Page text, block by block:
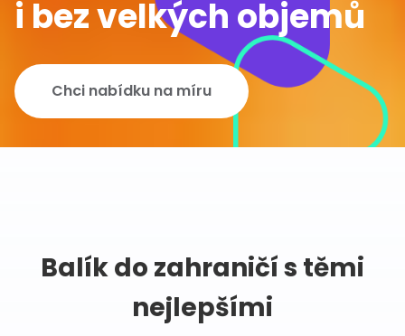
i bez velkých objemů
Chci nabídku na míru
Balík do zahraničí s těmi
nejlepšími